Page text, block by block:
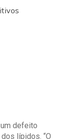
defeito
lípidos. “O